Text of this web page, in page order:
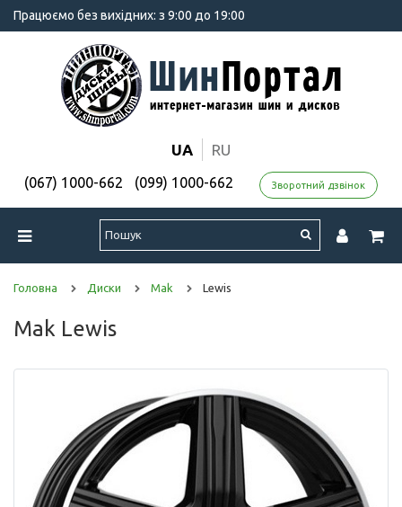
Працюємо без вихідних: з 9:00 до 19:00
UA RU
(067) 1000-662 (099) 1000-662 Зворотний дзвінок
Головна Диски Mak Lewis
Mak Lewis